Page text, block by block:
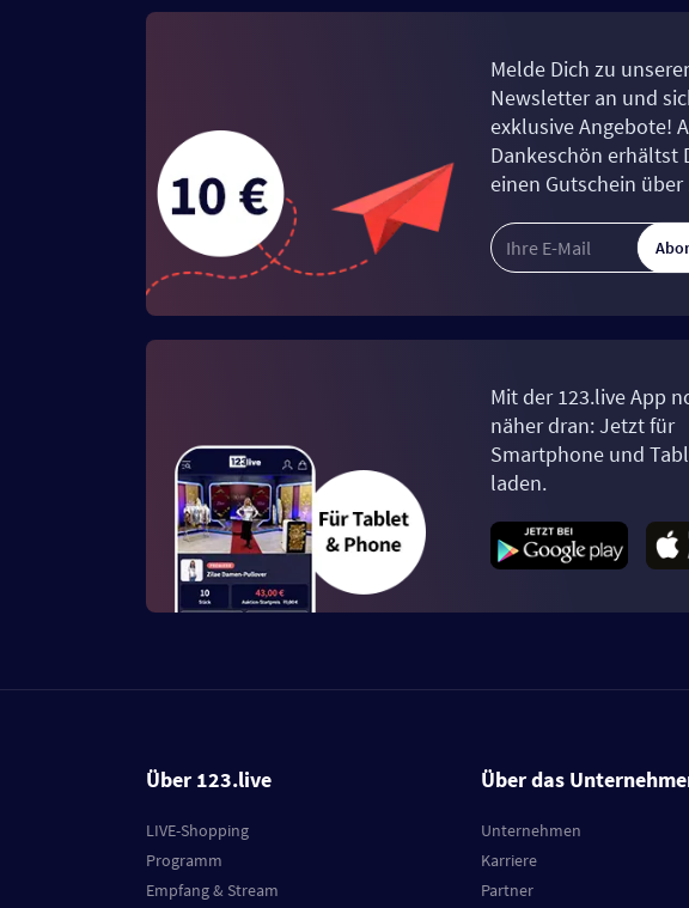
Melde Dich zu
Newsletter an und
exklusive Angebote!
Dankeschön erhältst
einen Gutschein über
Mit der 123.live App
näher dran: Jetzt für
Smartphone und
laden.
Über 123.live
LIVE-Shopping
Programm
Empfang & Stream
Über das
Unternehmen
Karriere
Partner